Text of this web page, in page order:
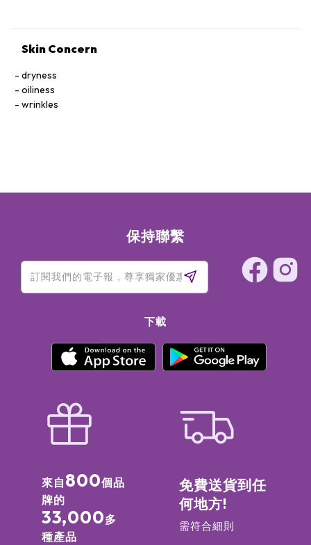
Skin Concern
dryness
oiliness
wrinkles
保持聯繫
下載
來自 800個品
牌的
33,000多
種產品
免費送貨到任
何地方!
需符合細則